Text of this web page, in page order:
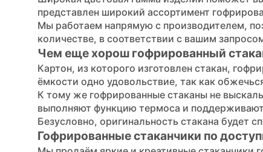
представлен широкий ассортимент
Мы работаем напрямую с производителем,
количестве, в соответствии с вашим
Чем еще хорош гофрированный
Картон, из которого изготовлен стакан,
ёмкости одно удовольствие, так как
К тому же гофрированные стаканы не
выполняют функцию термоса и
Безусловно, оригинальность стакана будет
Гофрированные стаканчики по